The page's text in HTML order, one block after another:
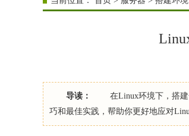
导读：
在Linux环境下，搭建一
巧和最佳实践，帮助你更好地应对